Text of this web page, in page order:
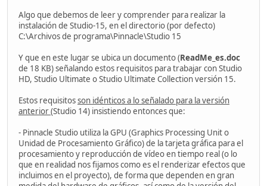
Algo que debemos de leer y comprender para realizar la
instalación de Studio-15, en el directorio (por defecto)
C:\Archivos de programa\Pinnacle\Studio 15
Y que en este lugar se ubica un documento (ReadMe_es.doc
de 18 KB) señalando estos requisitos para trabajar con Studio
HD, Studio Ultimate o Studio Ultimate Collection versión 15.
Estos requisitosson idénticos a lo señalado para la versión
anterior(Studio 14) insistiendo entonces que:
- Pinnacle Studio utiliza la GPU (Graphics Processing Unit o
Unidad de Procesamiento Gráfico) de la tarjeta gráfica para el
procesamiento y reproducción de vídeo en tiempo real (o lo
que en realidad nos fijamos como es el renderizar efectos que
incluimos en el proyecto), de forma que dependen en gran